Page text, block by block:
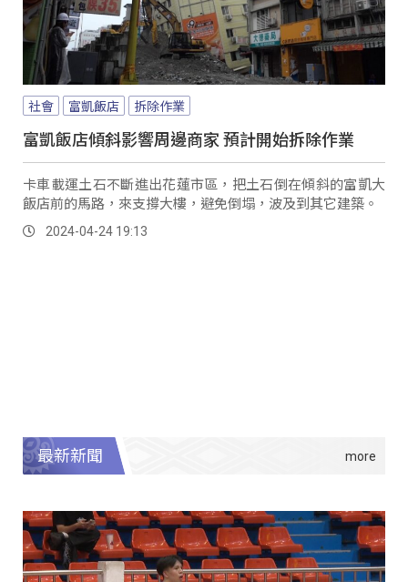
社會 富凱飯店 拆除作業
富凱飯店傾斜影響周邊商家 預計開始拆除作業
卡車載運土石不斷進出花蓮市區，把土石倒在傾斜的富凱大
飯店前的馬路，來支撐大樓，避免倒塌，波及到其它建築。
2024-04-24 19:13
最新新聞